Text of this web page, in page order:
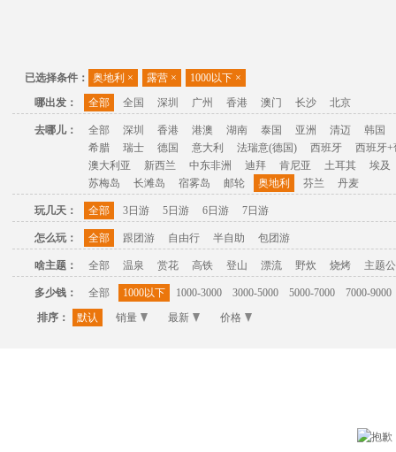
已选择条件： 奥地利 × 露营 × 1000以下 ×
哪出发：
全部 全国 深圳 广州 香港 澳门 长沙 北京
去哪儿： 全部 深圳 香港 港澳 湖南 泰国 亚洲 清迈
韩国
希腊
瑞士 德国 意大利 法瑞意(德国) 西班牙
西班牙+
澳大利亚
新西兰 中东非洲 迪拜 肯尼亚 土耳其
埃及
苏梅岛
长滩岛 宿雾岛 邮轮 奥地利 芬兰 丹麦
玩几天： 全部 3日游 5日游 6日游 7日游
怎么玩： 全部 跟团游 自由行 半自助 包团游
啥主题： 全部 温泉 赏花 高铁 登山 漂流 野炊 烧烤 主题
多少钱： 全部 1000以下 1000-3000 3000-5000 5000-7000
7000-9000
排序：
默认 销量 最新 价格